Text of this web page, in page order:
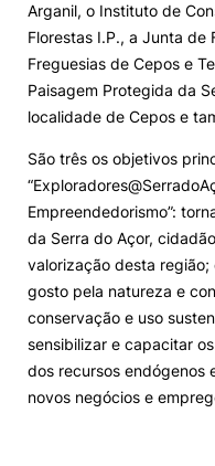
©2026 Instituto
Arganil, o Instituto de
Florestas I.P., a Junta de
Freguesias de Cepos e
Paisagem Protegida da
localidade de Cepos e
São três os objetivos
Empreendedorismo”:
da Serra do Açor,
valorização desta
gosto pela natureza e
conservação e uso
sensibilizar e capacitar
dos recursos endógenos
novos negócios e